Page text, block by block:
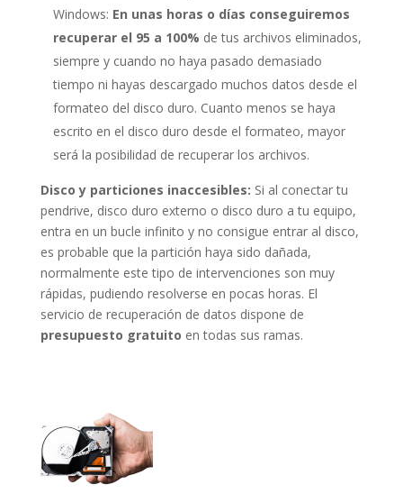
Windows: En unas horas o días conseguiremos
recuperar el 95 a 100% de tus archivos eliminados,
siempre y cuando no haya pasado demasiado
tiempo ni hayas descargado muchos datos desde el
formateo del disco duro. Cuanto menos se haya
escrito en el disco duro desde el formateo, mayor
será la posibilidad de recuperar los archivos.
Disco y particiones inaccesibles: Si al conectar tu
pendrive, disco duro externo o disco duro a tu equipo,
entra en un bucle infinito y no consigue entrar al disco,
es probable que la partición haya sido dañada,
normalmente este tipo de intervenciones son muy
rápidas, pudiendo resolverse en pocas horas. El
servicio de recuperación de datos dispone de
presupuesto gratuito en todas sus ramas.